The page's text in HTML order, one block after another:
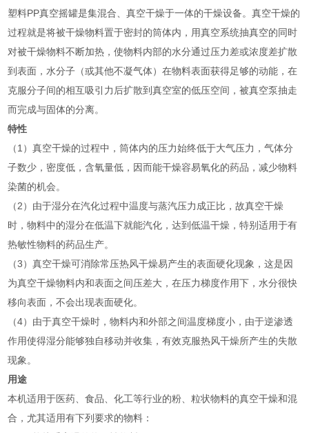
塑料PP真空摇罐是集混合、真空干燥于一体的干燥设备。真空干燥的
过程就是将被干燥物料置于密封的筒体内，用真空系统抽真空的同时
对被干燥物料不断加热，使物料内部的水分通过压力差或浓度差扩散
到表面，水分子（或其他不凝气体）在物料表面获得足够的动能，在
克服分子间的相互吸引力后扩散到真空室的低压空间，被真空泵抽走
而完成与固体的分离。
特性
（1）真空干燥的过程中，筒体内的压力始终低于大气压力，气体分
子数少，密度低，含氧量低，因而能干燥容易氧化的药品，减少物料
染菌的机会。
（2）由于湿分在汽化过程中温度与蒸汽压力成正比，故真空干燥
时，物料中的湿分在低温下就能汽化，达到低温干燥，特别适用于有
热敏性物料的药品生产。
（3）真空干燥可消除常压热风干燥易产生的表面硬化现象，这是因
为真空干燥物料内和表面之间压差大，在压力梯度作用下，水分很快
移向表面，不会出现表面硬化。
（4）由于真空干燥时，物料内和外部之间温度梯度小，由于逆渗透
作用使得湿分能够独自移动并收集，有效克服热风干燥所产生的失散
现象。
用途
本机适用于医药、食品、化工等行业的粉、粒状物料的真空干燥和混
合，尤其适用有下列要求的物料：